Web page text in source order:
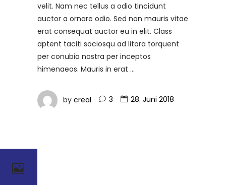
velit. Nam nec tellus a odio tincidunt
auctor a ornare odio. Sed non mauris vitae
erat consequat auctor eu in elit. Class
aptent taciti sociosqu ad litora torquent
per conubia nostra per inceptos
himenaeos. Mauris in erat
by creal 3 28. Juni 2018